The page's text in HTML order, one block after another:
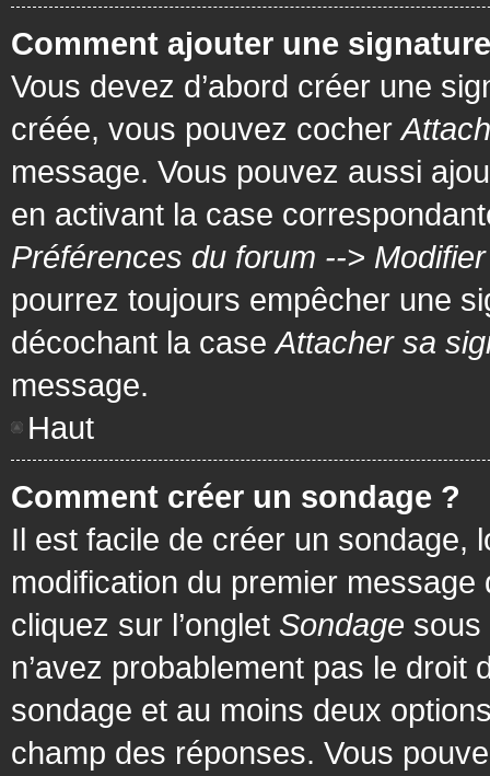
Comment ajouter une
Vous devez d’abord créer une
créée, vous pouvez cocher
message. Vous pouvez aussi
en activant la case
Préférences du forum -->
pourrez toujours empêcher une
décochant la caseAttacher sa
message.
Haut
Comment créer un sondage ?
Il est facile de créer un sondage,
modification du premier
cliquez sur l’onglet Sondage sous
n’avez probablement pas le
sondage et au moins deux
champ des réponses. Vous